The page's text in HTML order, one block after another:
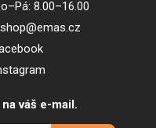
8.00–16.00
váš e-mail.